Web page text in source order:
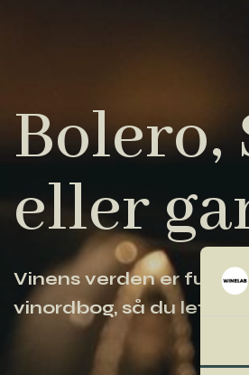
eller
Vinens verden er fuld
vinordbog, så du